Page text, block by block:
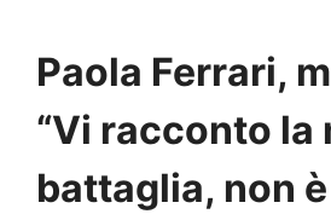
Paola Ferrari,
“Vi racconto la
battaglia, non